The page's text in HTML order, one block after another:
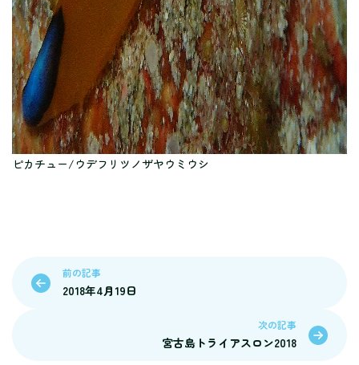
ピカチュー/ウデフリツノザヤウミウシ
前の記事
2018年4月19日
次の記事
宮古島トライアスロン2018